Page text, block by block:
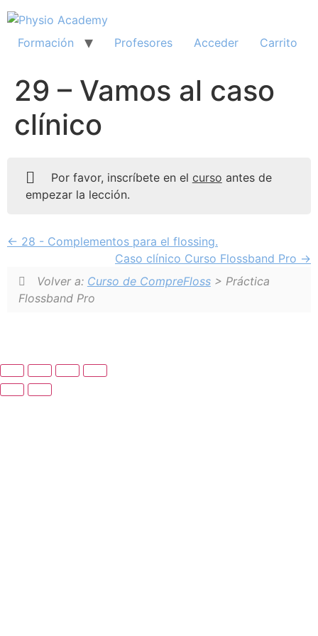
al
contenido
Formación Profesores Acceder Carrito
29 – Vamos al caso
clínico
Por favor, inscríbete en el curso antes de
empezar la lección.
28 - Complementos para el flossing.
Caso clínico Curso Flossband Pro
Volver a: Curso de CompreFloss> Práctica
Flossband Pro